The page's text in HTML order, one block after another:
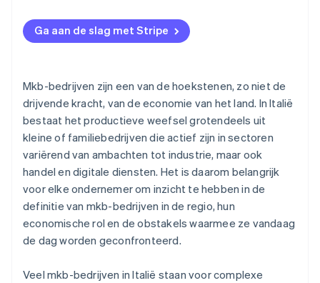
Het Enterprise 5.0-concept
Betalingen
Facturatie
Ga aan de slag met Stripe
Mkb-bedrijven zijn een van de hoekstenen, zo niet de
drijvende kracht, van de economie van het land. In Italië
bestaat het productieve weefsel grotendeels uit
kleine of familiebedrijven die actief zijn in sectoren
variërend van ambachten tot industrie, maar ook
handel en digitale diensten. Het is daarom belangrijk
voor elke ondernemer om inzicht te hebben in de
definitie van mkb-bedrijven in de regio, hun
economische rol en de obstakels waarmee ze vandaag
de dag worden geconfronteerd.
Veel mkb-bedrijven in Italië staan voor complexe